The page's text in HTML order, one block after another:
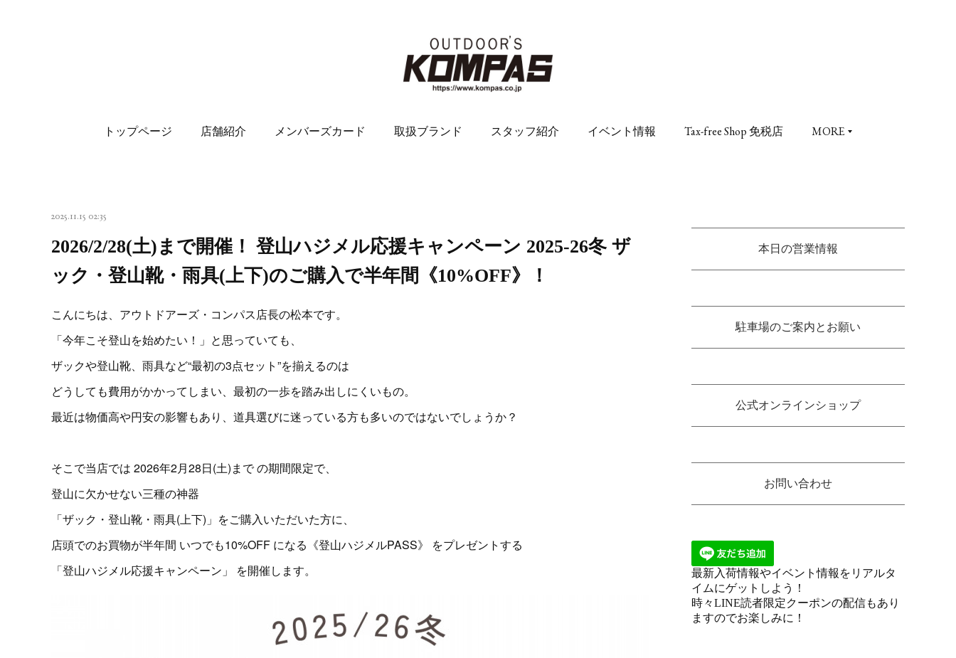
トップページ 店舗紹介 メンバーズカード 取扱ブランド スタッフ紹介 イベント情報 Tax-free Shop 免税店 MORE
2025.11.15 02:35
2026/2/28(土)まで開催！ 登山ハジメル応援キャンペーン 2025-26冬 ザ
ック・登山靴・雨具(上下)のご購入で半年間《10%OFF》！
こんにちは、アウトドアーズ・コンパス店長の松本です。
「今年こそ登山を始めたい！」と思っていても、
ザックや登山靴、雨具など“最初の3点セット”を揃えるのは
どうしても費用がかかってしまい、最初の一歩を踏み出しにくいもの。
最近は物価高や円安の影響もあり、道具選びに迷っている方も多いのではないでしょうか？
そこで当店では 2026年2月28日(土)まで の期間限定で、
登山に欠かせない三種の神器
「ザック・登山靴・雨具(上下)」をご購入いただいた方に、
店頭でのお買物が半年間 いつでも10%OFF になる《登山ハジメルPASS》 をプレゼントする
「登山ハジメル応援キャンペーン」 を開催します。
本日の営業情報
駐車場のご案内とお願い
公式オンラインショップ
お問い合わせ